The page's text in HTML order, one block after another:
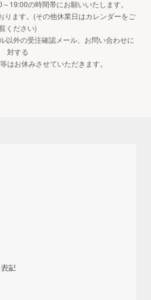
19:00の時間帯にお願いいたします。
ります。(その他休業日はカレンダーをご
覧ください)
以外の受注確認メール、お問い合わせに
対する
はお休みさせていただきます。
記